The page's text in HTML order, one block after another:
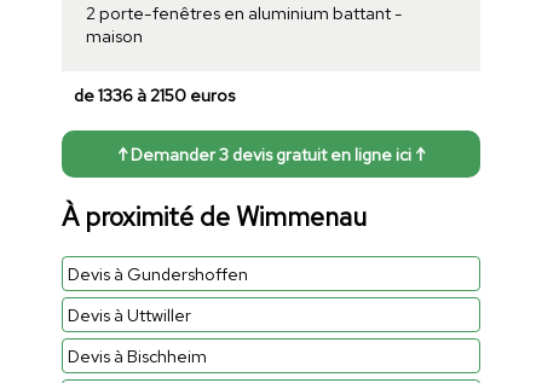
2 porte-fenêtres en aluminium battant -
maison
de 1336 à 2150 euros
↑ Demander 3 devis gratuit en ligne ici ↑
À proximité de Wimmenau
Devis à Gundershoffen
Devis à Uttwiller
Devis à Bischheim